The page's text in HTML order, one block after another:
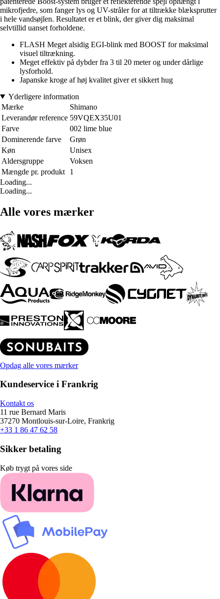
mikrofjedre, som fanger lys og UV-stråler for at tiltrække blæksprutter
i hele vandsøjlen. Resultatet er et blink, der giver dig maksimal
selvtillid uanset forholdene.
FLASH Meget alsidig EGI-blink med BOOST for maksimal
visuel tiltrækning.
Meget effektiv på dybder fra 3 til 20 meter og under dårlige
lysforhold.
Japanske kroge af høj kvalitet giver et sikkert hug
Yderligere information
Mærke
Shimano
Leverandør reference 59VQEX35U01
Farve
002 lime blue
Dominerende farve
Grøn
Køn
Unisex
Aldersgruppe
Voksen
Mængde pr. produkt
1
Loading...
Loading...
Alle vores mærker
Opdag alle vores mærker
Kundeservice i Frankrig
Kontakt os
11 rue Bernard Maris
37270 Montlouis-sur-Loire, Frankrig
+33 1 86 47 62 58
Sikker betaling
Køb trygt på vores side